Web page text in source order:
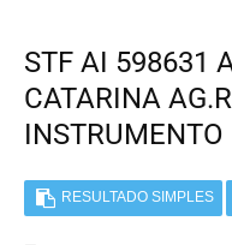
STF AI 598631
CATARINA
INSTRUMENTO
RESULTADO SIMPLES